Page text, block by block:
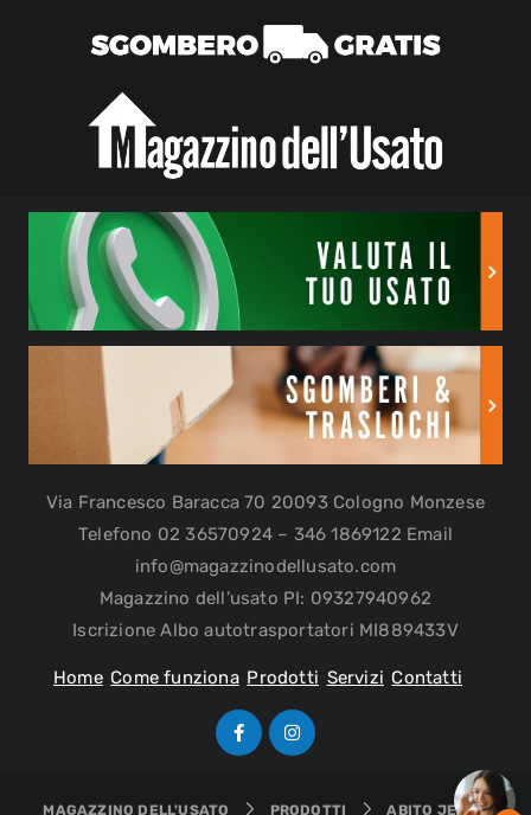
Via Francesco Baracca 70 20093 Cologno Monzese
Telefono 02 36570924 – 346 1869122 Email
info@magazzinodellusato.com
Magazzino dell’usato PI: 09327940962
Iscrizione Albo autotrasportatori MI889433V
Home Come funziona Prodotti Servizi Contatti
MAGAZZINO DELL'USATO PRODOTTI ABITO JEANS